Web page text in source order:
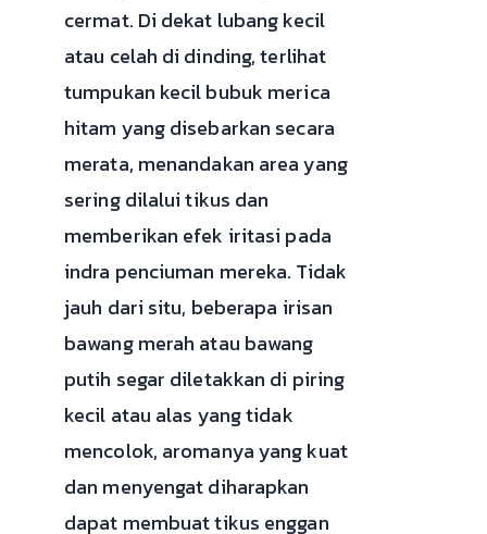
cermat. Di dekat lubang kecil
atau celah di dinding, terlihat
tumpukan kecil bubuk merica
hitam yang disebarkan secara
merata, menandakan area yang
sering dilalui tikus dan
memberikan efek iritasi pada
indra penciuman mereka. Tidak
jauh dari situ, beberapa irisan
bawang merah atau bawang
putih segar diletakkan di piring
kecil atau alas yang tidak
mencolok, aromanya yang kuat
dan menyengat diharapkan
dapat membuat tikus enggan